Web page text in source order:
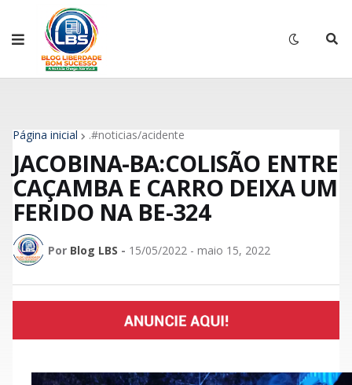
Página inicial .#noticias/acidente
JACOBINA-BA:COLISÃO ENTRE
CAÇAMBA E CARRO DEIXA UM
FERIDO NA BE-324
Por Blog LBS - 15/05/2022 - maio 15, 2022